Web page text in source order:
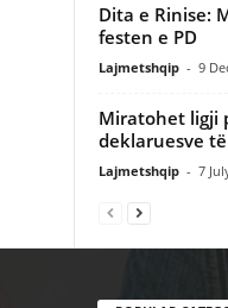
Dita e Rinise:
festen e PD
Lajmetshqip - 9
Miratohet ligji
deklaruesve
Lajmetshqip - 7